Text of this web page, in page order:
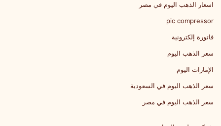
اسعار الذهب اليوم في مصر
pic compressor
فاتورة إلكترونية
سعر الذهب اليوم
الإمارات اليوم
سعر الذهب اليوم في السعودية
سعر الذهب اليوم في مصر